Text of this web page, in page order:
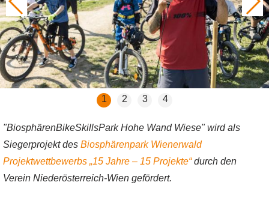
1 2 3 4
"BiosphärenBikeSkillsPark Hohe Wand Wiese" wird als
Siegerprojekt des Biosphärenpark Wienerwald
Projektwettbewerbs „15 Jahre – 15 Projekte“durch den
Verein Niederösterreich-Wien gefördert.